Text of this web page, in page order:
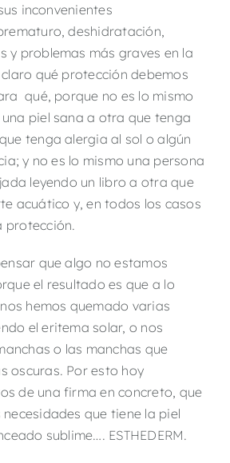
inconvenientes
deshidratación,
y problemas más graves en la
qué protección debemos
qué, porque no es lo mismo
piel sana a otra que tenga
tenga alergia al sol o algún
y no es lo mismo una persona
leyendo un libro a otra que
acuático y, en todos los casos
protección.
que algo no estamos
el resultado es que a lo
hemos quemado varias
el eritema solar, o nos
o las manchas que
oscuras. Por esto hoy
de una firma en concreto, que
que tiene la piel
sublime…. ESTHEDERM.